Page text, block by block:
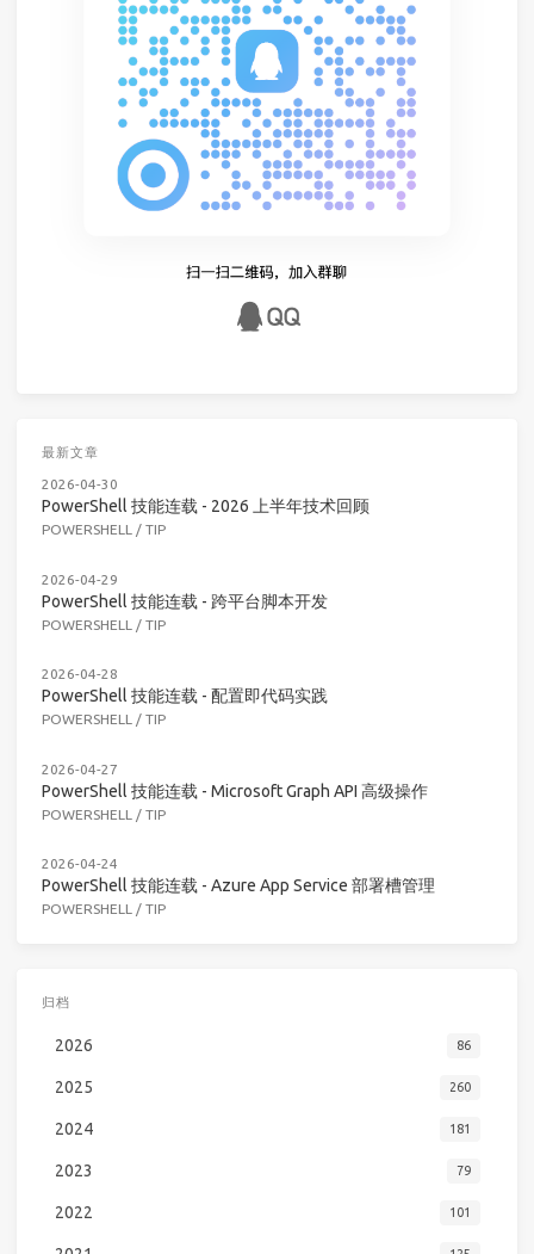
最新文章
2026-04-30
PowerShell 技能连载 - 2026 上半年技术回顾
POWERSHELL / TIP
2026-04-29
PowerShell 技能连载 - 跨平台脚本开发
POWERSHELL / TIP
2026-04-28
PowerShell 技能连载 - 配置即代码实践
POWERSHELL / TIP
2026-04-27
PowerShell 技能连载 - Microsoft Graph API 高级操作
POWERSHELL / TIP
2026-04-24
PowerShell 技能连载 - Azure App Service 部署槽管理
POWERSHELL / TIP
归档
2026 86
2025 260
2024 181
2023 79
2022 101